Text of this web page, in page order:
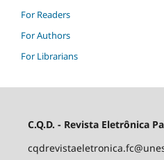
For Readers
For Authors
For Librarians
C.Q.D. - Revista Eletrônica